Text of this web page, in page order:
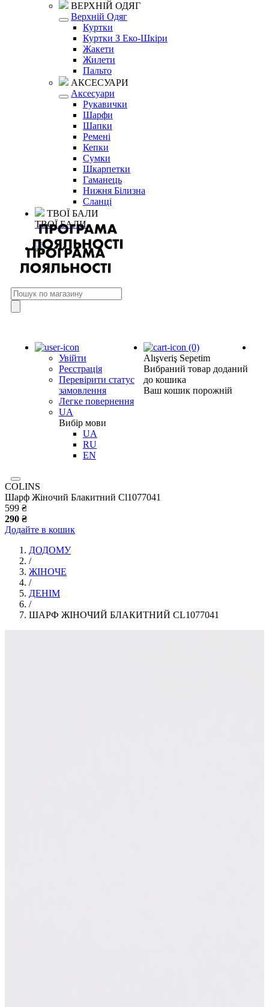
ВЕРХНІЙ ОДЯГ
Верхній Одяг
Куртки
Куртки З Еко-Шкіри
Жакети
Жилети
Пальто
АКСЕСУАРИ
Аксесуари
Рукавички
Шарфи
Шапки
Ремені
Кепки
Сумки
Шкарпетки
Гаманець
Нижня Білизна
Сланці
ТВОЇ БАЛИ
ТВОЇ БАЛИ
Увійти
Реєстрація
Перевірити статус
замовлення
Легке повернення
UA
Вибір мови
UA
RU
EN
(0)
Alışveriş Sepetim
Вибраний товар доданий
до кошика
Ваш кошик порожній
COLINS
Шарф Жіночий Блакитний Cl1077041
599 ₴
290 ₴
Додайте в кошик
ДОДОМУ
/
ЖІНОЧЕ
/
ДЕНІМ
/
ШАРФ ЖІНОЧИЙ БЛАКИТНИЙ CL1077041